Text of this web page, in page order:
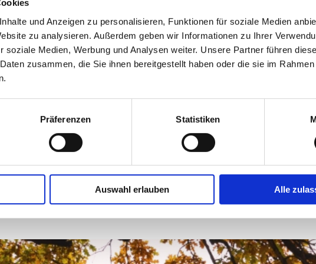
und Anzeigen zu personalisieren, Funktionen für soziale Medien
zu analysieren. Außerdem geben wir Informationen zu Ihrer
soziale Medien, Werbung und Analysen weiter. Unsere Partner führen
zusammen, die Sie ihnen bereitgestellt haben oder die sie im
Präferenzen Statistiken
Auswahl erlauben Alle
Faszination geht von den
das Louisen-Mausoleum, im
die neugotische Kirche,
bewundert werden.
Park. Auch Hörgeschichten für
ludwigslustzum Download.
19288 Ludwigslust